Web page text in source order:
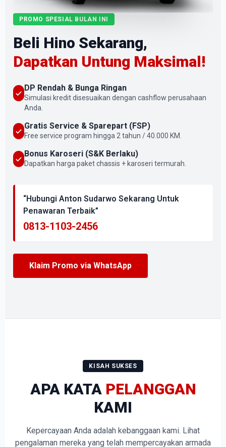
PROMO SPESIAL BULAN INI
Beli Hino Sekarang,
Dapatkan Untung Maksimal!
DP Rendah & Bunga Ringan
Simulasi kredit disesuaikan dengan cashflow perusahaan
Anda.
Gratis Service & Sparepart (FSP)
Free service program hingga 2 tahun / 40.000 KM.
Bonus Karoseri (S&K Berlaku)
Dapatkan harga paket chassis + karoseri termurah.
“Hubungi Anton Sudarwo Sekarang Untuk
Penawaran Terbaik”
0813-1103-2456
Klaim Promo via WhatsApp
KISAH SUKSES
APA KATA PELANGGAN
KAMI
Kepercayaan Anda adalah kebanggaan kami. Lihat
pengalaman mereka yang telah mempercayakan armada